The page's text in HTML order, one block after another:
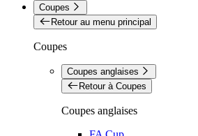
Coupes
Retour au menu principal
Coupes
Coupes anglaises
Retour à Coupes
Coupes anglaises